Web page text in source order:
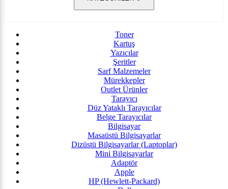
Toner
Kartuş
Yazıcılar
Şeritler
Sarf Malzemeler
Mürekkepler
Outlet Ürünler
Tarayıcı
Düz Yataklı Tarayıcılar
Belge Tarayıcılar
Bilgisayar
Masaüstü Bilgisayarlar
Dizüstü Bilgisayarlar (Laptoplar)
Mini Bilgisayarlar
Adaptör
Apple
HP (Hewlett-Packard)